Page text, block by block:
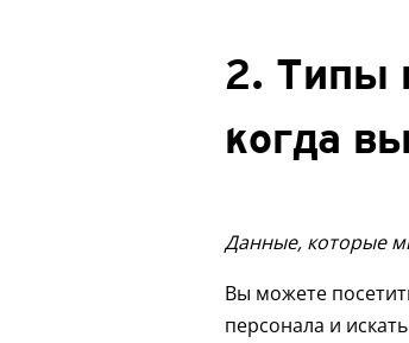
2. Типы
когда
Данные, которые
Вы можете
персонала и